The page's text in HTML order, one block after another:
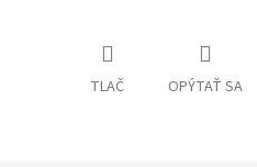
TLAČ OPÝTAŤ SA